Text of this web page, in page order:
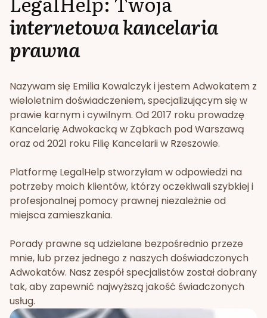
internetowa kancelaria
prawna
Nazywam się Emilia Kowalczyk i jestem Adwokatem z
wieloletnim doświadczeniem, specjalizującym się w
prawie karnym i cywilnym. Od 2017 roku prowadzę
Kancelarię Adwokacką w Ząbkach pod Warszawą
oraz od 2021 roku Filię Kancelarii w Rzeszowie.
Platformę LegalHelp stworzyłam w odpowiedzi na
potrzeby moich klientów, którzy oczekiwali szybkiej i
profesjonalnej pomocy prawnej niezależnie od
miejsca zamieszkania.
Porady prawne są udzielane bezpośrednio przeze
mnie, lub przez jednego z naszych doświadczonych
Adwokatów. Nasz zespół specjalistów został dobrany
tak, aby zapewnić najwyższą jakość świadczonych
usług.